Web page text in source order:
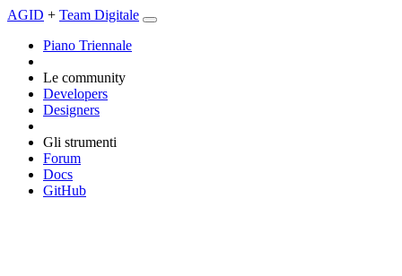
AGID + Team Digitale
Piano Triennale
Le community
Developers
Designers
Gli strumenti
Forum
Docs
GitHub